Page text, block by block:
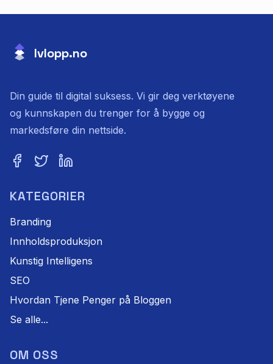
lvlopp.no
Din guide til digital suksess. Vi gir deg verktøyene
og kunnskapen du trenger for å bygge og
markedsføre din nettside.
KATEGORIER
Branding
Innholdsproduksjon
Kunstig Intelligens
SEO
Hvordan Tjene Penger på Bloggen
Se alle...
OM OSS